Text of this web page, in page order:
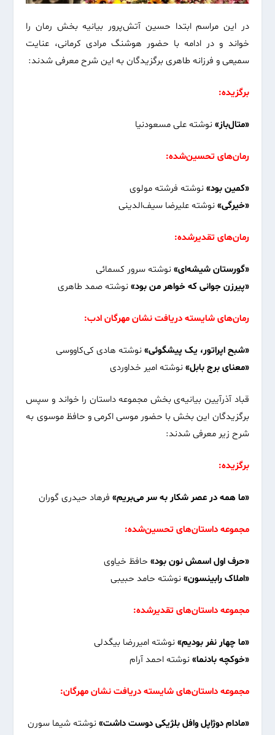
در این مراسم ابتدا حسین آتش‌پرور بیانیه بخش رمان را
خواند و در ادامه با حضور هوشنگ مرادی کرمانی، عنایت
سمیعی و فرزانه طاهری برگزیدگان به این شرح معرفی شدند:
برگزیده:
«متال‌باز»نوشته علی مسعودنیا
رمان‌های تحسین‌شده:
«کمین بود»نوشته فرشته مولوی
«خیرگی»نوشته علیرضا سیف‌الدینی
رمان‌های تقدیرشده:
«گورستان شیشه‌ای»نوشته سرور کسمائی
«پیرزن جوانی که خواهر من بود»نوشته صمد طاهری
رمان‌های شایسته دریافت نشان مهرگان ادب:
«شبح اپراتور، یک پیشگوئی»نوشته هادی کی‌کاووسی
«معنای برج بابل»نوشته امیر خداوردی
قباد آذرآیین بیانیه‌ی بخش مجموعه داستان را خواند و سپس
برگزیدگان این بخش با حضور موسی اکرمی و حافظ موسوی به
شرح زیر معرفی شدند:
برگزیده:
«ما همه در عصر شکار به سر می‌بریم» فرهاد حیدری گوران
مجموعه داستان‌های تحسین‌شده:
«حرف اول اسمش نون بود» حافظ خیاوی
«املاک رابینسون»نوشته حامد حبیبی
مجموعه داستان‌های تقدیرشده:
«ما چهار نفر بودیم»نوشته امیررضا بیگدلی
«خوکچه بادنما»نوشته احمد آرام
مجموعه داستان‌های شایسته دریافت نشان مهرگان:
«مادام دوژاپل وافل بلژیکی دوست داشت»نوشته شیما سورن